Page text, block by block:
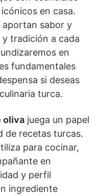
en casa.
aportan sabor y
tradición a cada
en
fundamentales
si deseas
turca.
oliva juega un papel
de recetas turcas.
para cocinar,
en
y perfil
ingrediente